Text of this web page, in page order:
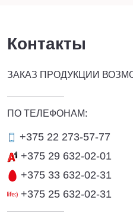
Контакты
ЗАКАЗ ПРОДУКЦИИ
ПО ТЕЛЕФОНАМ:
+375 22 273-57-77
+375 29 632-02-01
+375 33 632-02-31
+375 25 632-02-31